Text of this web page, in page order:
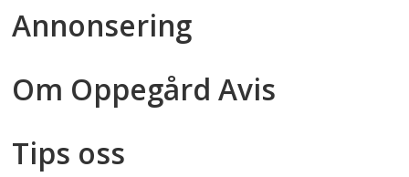
Annonsering
Om Oppegård Avis
Tips oss